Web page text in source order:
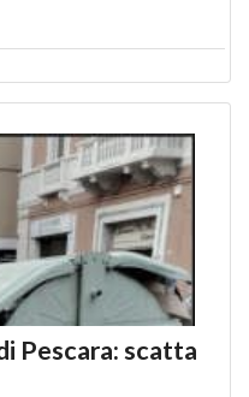
Pescara: scatta